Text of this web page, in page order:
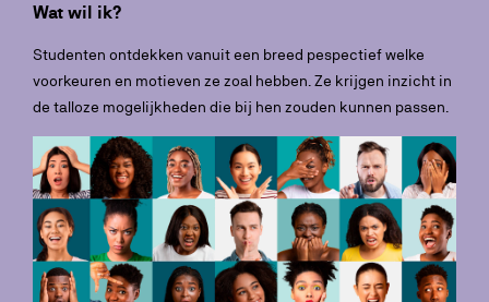
Wat wil ik?
Studenten ontdekken vanuit een breed pespectief welke
voorkeuren en motieven ze zoal hebben. Ze krijgen inzicht in
de talloze mogelijkheden die bij hen zouden kunnen passen.